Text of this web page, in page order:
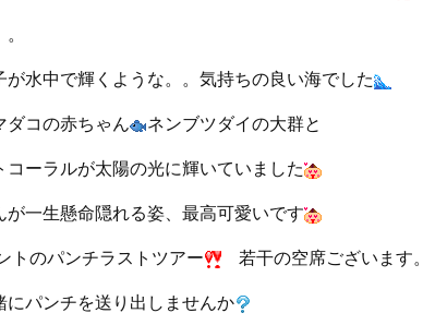
が水中で輝くような。。気持ちの良い海でした
ダコの赤ちゃん ネンブツダイの大群と
コーラルが太陽の光に輝いていました
が一生懸命隠れる姿、最高可愛いです
トのパンチラストツアー 若干の空席ございます。
にパンチを送り出しませんか